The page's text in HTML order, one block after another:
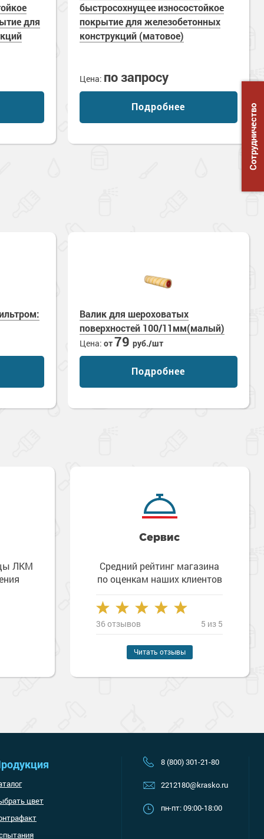
для
быстросохнущее износостойкое
покрытие для железобетонных
конструкций (матовое)
Цена: по запросу
Подробнее
Валик для шероховатых
поверхностей 100/11мм(малый)
Цена: от79 руб./шт
Подробнее
ЛКМ
Сервис
Средний рейтинг магазина
по оценкам наших клиентов
36 отзывов 5 из 5
Читать отзывы
цвет
8 (800) 301-21-80
2212180@krasko.ru
пн-пт: 09:00-18:00
Сотрудничество